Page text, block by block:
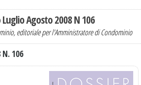
Agosto 2008 N 106
editoriale per l'Amministratore di Condominio
N. 106